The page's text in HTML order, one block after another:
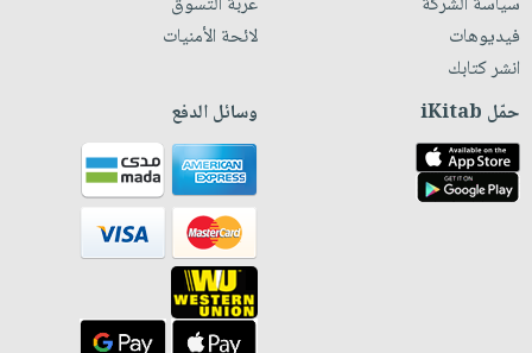
فيديوهات
انشر كتابك
لائحة الأمنيات
حمّل iKitab وسائل الدفع